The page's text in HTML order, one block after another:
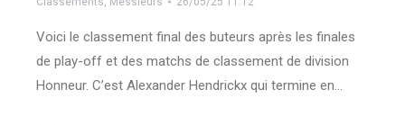
Voici le classement final des buteurs après les finales
de play-off et des matchs de classement de division
Honneur. C’est Alexander Hendrickx qui termine en…